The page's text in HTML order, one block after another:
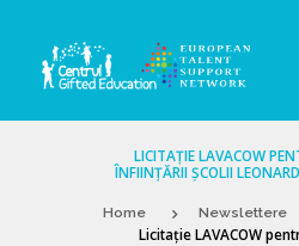
LICITAȚIE LAVACOW
ÎNFIINȚĂRII ȘCOLII
Home Newslettere
Licitație LAVACOW